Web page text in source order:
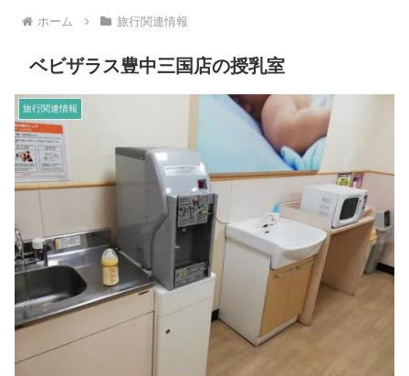
ホーム 旅行関連情報
ベビザラス豊中三国店の授乳室
旅行関連情報